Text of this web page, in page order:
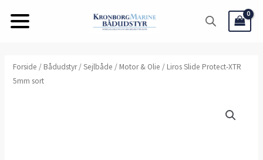
Forside / Bådudstyr/Sejlbåde / Motor & Olie / Liros Slide Protect-XTR
5mm sort
Liros
Slide